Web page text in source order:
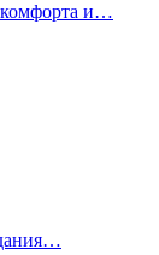
комфорта и…